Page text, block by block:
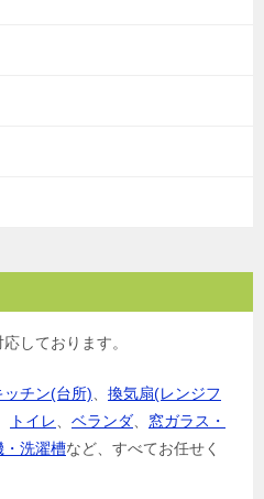
応しております。
ッチン(台所)
換気扇(レンジフ
トイレ ベランダ
窓ガラス・
・洗濯槽など、すべてお任せく